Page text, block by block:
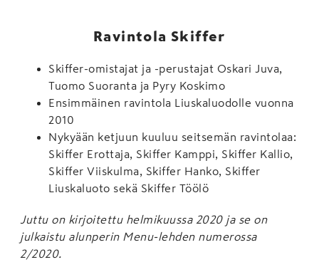
Ravintola Skiffer
Skiffer-omistajat ja -perustajat Oskari Juva,
Tuomo Suoranta ja Pyry Koskimo
Ensimmäinen ravintola Liuskaluodolle vuonna
2010
Nykyään ketjuun kuuluu seitsemän ravintolaa:
Skiffer Erottaja, Skiffer Kamppi, Skiffer Kallio,
Skiffer Viiskulma, Skiffer Hanko, Skiffer
Liuskaluoto sekä Skiffer Töölö
Juttu on kirjoitettu helmikuussa 2020 ja se on
julkaistu alunperin Menu-lehden numerossa
2/2020.